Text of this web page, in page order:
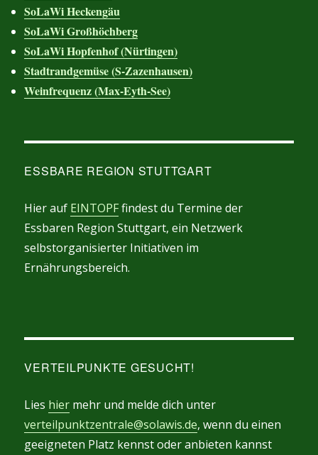
SoLaWi Heckengäu
SoLaWi Großhöchberg
SoLaWi Hopfenhof (Nürtingen)
Stadtrandgemüse (S-Zazenhausen)
Weinfrequenz (Max-Eyth-See)
ESSBARE REGION STUTTGART
Hier auf EINTOPFfindest du Termine der
Essbaren Region Stuttgart, ein Netzwerk
selbstorganisierter Initiativen im
Ernährungsbereich.
VERTEILPUNKTE GESUCHT!
Lies hier mehr und melde dich unter
verteilpunktzentrale@solawis.de, wenn du einen
geeigneten Platz kennst oder anbieten kannst